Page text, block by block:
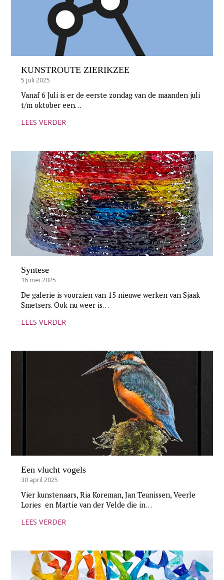
KUNSTROUTE ZIERIKZEE
5 juli 2025
Vanaf 6 Juli is er de eerste zondag van de maanden juli
t/m oktober een…
LEES VERDER
Syntese
16 mei 2025
De galerie is voorzien van 15 nieuwe werken van Sjaak
Smetsers. Ook nu weer is…
LEES VERDER
Een vlucht vogels
30 april 2025
Vier kunstenaars, Ria Koreman, Jan Teunissen, Veerle
Lories en Martie van der Velde die in…
LEES VERDER